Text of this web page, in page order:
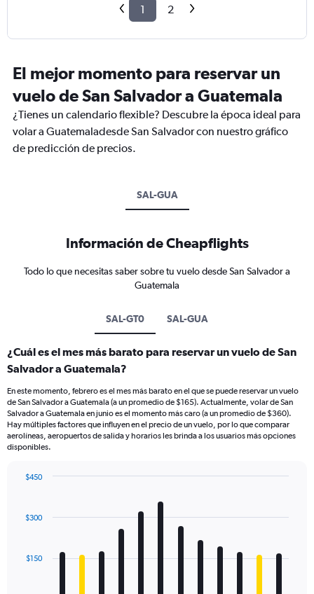
1 2
El mejor momento para reservar un
vuelo de San Salvador a Guatemala
¿Tienes un calendario flexible? Descubre la época ideal para
volar a Guatemaladesde San Salvador con nuestro gráfico
de predicción de precios.
SAL-GUA
Información de Cheapflights
Todo lo que necesitas saber sobre tu vuelo desde San Salvador a
Guatemala
SAL-GT0 SAL-GUA
¿Cuál es el mes más barato para reservar un vuelo de San
Salvador a Guatemala?
En este momento, febrero es el mes más barato en el que se puede reservar un vuelo
de San Salvador a Guatemala (a un promedio de $165). Actualmente, volar de San
Salvador a Guatemala en junio es el momento más caro (a un promedio de $360).
Hay múltiples factores que influyen en el precio de un vuelo, por lo que comparar
aerolíneas, aeropuertos de salida y horarios les brinda a los usuarios más opciones
disponibles.
with
12
The
$150
$300
$450